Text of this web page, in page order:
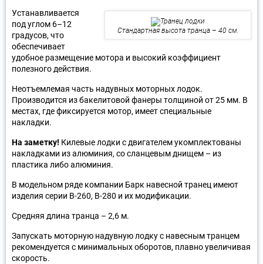
Стандартная высота транца – 40 см.
Устанавливается
под углом 6–12
градусов, что
обеспечивает
удобное размещение мотора и высокий коэффициент
полезного действия.
Неотъемлемая часть надувных моторных лодок.
Производится из бакелитовой фанеры толщиной от 25 мм. В
местах, где фиксируется мотор, имеет специальные
накладки.
На заметку! Килевые лодки с двигателем укомплектованы
накладками из алюминия, со сланцевым днищем – из
пластика либо алюминия.
В модельном ряде компании Барк навесной транец имеют
изделия серии В-260, В-280 и их модификации.
Средняя длина транца – 2,6 м.
Запускать моторную надувную лодку с навесным транцем
рекомендуется с минимальных оборотов, плавно увеличивая
скорость.